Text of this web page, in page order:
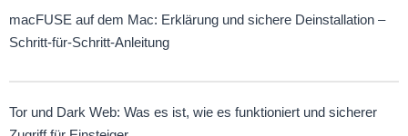
macFUSE auf dem Mac: Erklärung und sichere Deinstallation –
Schritt-für-Schritt-Anleitung
Tor und Dark Web: Was es ist, wie es funktioniert und sicherer